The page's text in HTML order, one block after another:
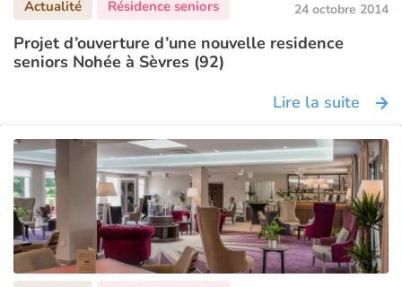
24 octobre 2014
Projet d’ouverture d’une nouvelle residence
seniors Nohée à Sèvres (92)
Lire la suite